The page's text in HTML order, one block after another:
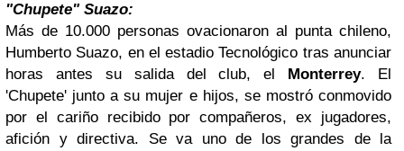
"Chupete" Suazo:
Más de 10.000 personas ovacionaron al punta chileno,
Humberto Suazo, en el estadio Tecnológico tras anunciar
horas antes su salida del club, el Monterrey. El
'Chupete' junto a su mujer e hijos, se mostró conmovido
por el cariño recibido por compañeros, ex jugadores,
afición y directiva. Se va uno de los grandes de la